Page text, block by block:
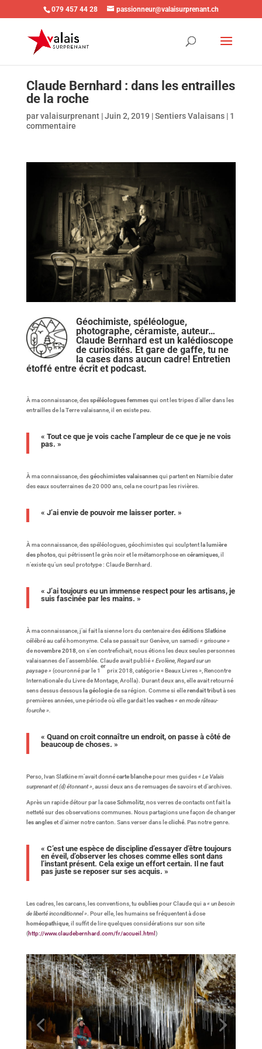
079 457 44 28 passionneur@valaisurprenant.ch
Claude Bernhard : dans les entrailles
de la roche
parvalaisurprenant|Juin 2, 2019 |Sentiers Valaisans| 1
commentaire
Géochimiste, spéléologue,
photographe, céramiste, auteur…
Claude Bernhard est un kalédioscope
de curiosités. Et gare de gaffe, tu ne
la cases dans aucun cadre! Entretien
étoffé entre écrit et podcast.
À ma connaissance, desspéléologues femmesqui ont les tripes d’aller dans les
entrailles de la Terre valaisanne, il en existe peu.
« Tout ce que je vois cache l’ampleur de ce que je ne vois
pas. »
À ma connaissance, desgéochimistes valaisannesqui partent en Namibie dater
des eaux souterraines de 20 000 ans, cela ne court pas les rivières.
« J’ai envie de pouvoir me laisser porter. »
À ma connaissance, des spéléologues, géochimistes qui sculptent la lumière
des photos, qui pétrissent le grès noir et le métamorphose en céramiques, il
n’existe qu’un seul prototype : Claude Bernhard.
« J’ai toujours eu un immense respect pour les artisans, je
suis fascinée par les mains. »
À ma connaissance, j’ai fait la sienne lors du centenaire deséditions Slatkine
célébré au café homonyme. Cela se passait sur Genève, un samedi « grisoune »
denovembre 2018, on s’en contrefichait, nous étions les deux seules personnes
valaisannes de l’assemblée. Claude avait publié« Evolène, Regard sur un
paysage » (couronné par le 1
er
prix 2018, catégorie « Beaux Livres », Rencontre
Internationale du Livre de Montage, Arolla). Durant deux ans, elle avait retourné
sens dessus dessous la géologiede sa région. Comme si ellerendait tributà ses
premières années, une période où elle gardait lesvaches « en mode râteau-
fourche ».
« Quand on croit connaître un endroit, on passe à côté de
beaucoup de choses. »
Perso, Ivan Slatkine m’avait donnécarte blanchepour mes guides« Le Valais
surprenant et (d) étonnant » , aussi deux ans de remuages de savoirs et d’archives.
Après un rapide détour par la caseSchmolitz, nos verres de contacts ont fait la
netteté sur des observations communes. Nous partagions une façon de changer
les angleset d’aimer notre canton. Sans verser dans lecliché. Pas notre genre.
« C’est une espèce de discipline d’essayer d’être toujours
en éveil, d’observer les choses comme elles sont dans
l’instant présent. Cela exige un effort certain. Il ne faut
pas juste se reposer sur ses acquis. »
Les cadres, les carcans, les conventions, tu oubliespour Claude qui a« un besoin
de liberté inconditionnel ». Pour elle, les humains se fréquentent à dose
homéopathique, il suffit de lire quelques considérations sur son site
(http://www.claudebernhard.com/fr/accueil.html )